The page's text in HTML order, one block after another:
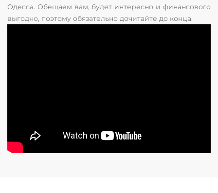
Одесса. Обещаем вам, будет интересно и финансового
выгодно, поэтому обязательно дочитайте до конца.